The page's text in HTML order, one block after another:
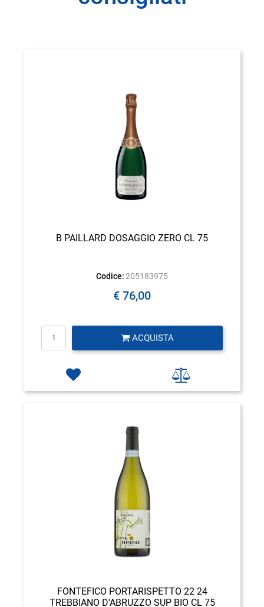
B PAILLARD DOSAGGIO ZERO CL 75
Codice: 205183975
€ 76,00
ACQUISTA
FONTEFICO PORTARISPETTO 22 24
TREBBIANO D'ABRUZZO SUP BIO CL 75